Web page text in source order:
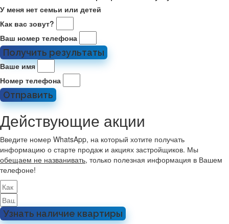
У меня нет семьи или детей
Как вас зовут?
Ваш номер телефона
Получить результаты
Ваше имя
Номер телефона
Отправить
Действующие акции
Введите номер WhatsApp, на который хотите получать
информацию о старте продаж и акциях застройщиков. Мы
обещаем не названивать, только полезная информация в Вашем
телефоне!
Узнать наличие квартиры